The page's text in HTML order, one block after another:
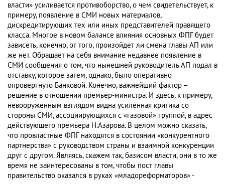
власти» усиливается противоборство, о чем свидетельствует, к
примеру, появление в СМИ новых материалов,
дискредитирующих тех или иных представителей правящего
класса. Многое в новом балансе влияния основных ФПГ будет
зависеть, конечно, от того, произойдет ли смена главы АП или
же нет. Обращает на себя внимание недавнее появление в
СМИ сообщения о том, что нынешней руководитель АП подал в
отставку, которое затем, однако, было оперативно
опровергнуто Банковой. Конечно, важнейший фактор –
решение в отношении премьер-министра. И здесь, к примеру,
невооруженным взглядом видна усиленная критика со
стороны СМИ, ассоциирующихся с «газовой» группой, в адрес
действующего премьера Н.Азарова. В целом можно сказать,
что провластные ФПГ находятся в состоянии «конкурентного
партнерства» с руководством страны и взаимной конкуренции
друг с другом. Являясь, скажем так, базисом власти, они в то же
время не заинтересованы в том, чтобы пост главы
правительство оказался в руках «младореформаторов» -